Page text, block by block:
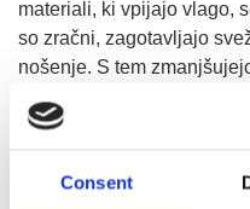
Consent
materiali, ki vpijajo vlago,
so zračni, zagotavljajo
nošenje. S tem
IZBERITE RAZLIČICO